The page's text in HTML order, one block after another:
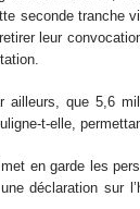
seconde tranche
leur
ailleurs, que 5,6
t-elle,
en garde les
déclaration sur